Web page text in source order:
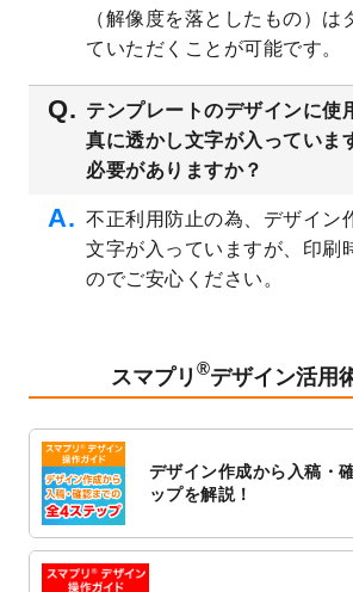
2023/4/18
スポーツジム・フィッ
シデザインテンプレート
2023/3/16
シール・ラベルのデザ
公開いたしました。
2023/3/13
封筒（長3、洋長3、角2
レートを追加しました。
2023/3/13
クリアファイルのデザ
追加しました。
2023/3/2
パワーポイント版テン
追加しました。
2023/1/13
4月始まりのカレンダー
2023/1/5
スタンプカードのデザ
追加しました。
2022/12/26
止のお知らせ
2022/12/16
（解像度を落としたもの）は
ていただくことが可能です。
テンプレートのデザインに使
真に透かし文字が入っていま
必要がありますか？
不正利用防止の為、デザイン
文字が入っていますが、印刷
のでご安心ください。
スマプリ ®デザイン活用
デザイン作成から入稿・
ップを解説！